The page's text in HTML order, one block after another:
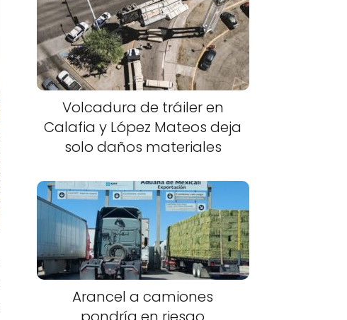
Volcadura de tráiler en
Calafia y López Mateos deja
solo daños materiales
Arancel a camiones